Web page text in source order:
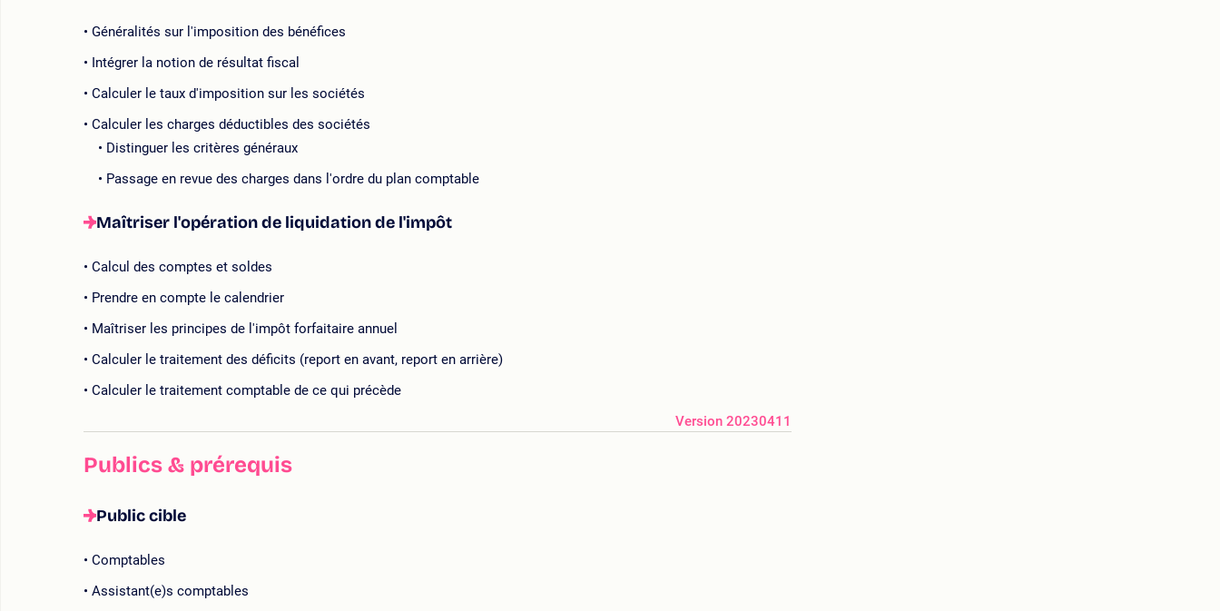
Généralités sur l'imposition des bénéfices
Intégrer la notion de résultat fiscal
Calculer le taux d'imposition sur les sociétés
Calculer les charges déductibles des sociétés
Distinguer les critères généraux
Passage en revue des charges dans l'ordre du plan comptable
Maîtriser l'opération de liquidation de l'impôt
Calcul des comptes et soldes
Prendre en compte le calendrier
Maîtriser les principes de l'impôt forfaitaire annuel
Calculer le traitement des déficits (report en avant, report en arrière)
Calculer le traitement comptable de ce qui précède
Version 20230411
Publics & prérequis
Public cible
Comptables
Assistant(e)s comptables